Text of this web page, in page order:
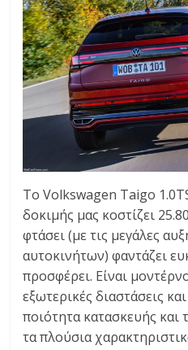
Το Volkswagen Taigo
δοκιμής μας κοστίζει
φτάσει (με τις μεγάλες
αυτοκινήτων) φαντάζει
προσφέρει. Είναι
εξωτερικές διαστάσεις
ποιότητα κατασκευής και
τα πλούσια